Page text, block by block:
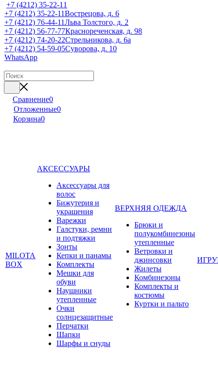
+7 (4212) 35-22-11
+7 (4212) 35-22-11Вострецова, д. 6
+7 (4212) 76-44-11Льва Толстого, д. 2
+7 (4212) 56-77-77Краснореченская, д. 98
+7 (4212) 74-20-22Стрельникова, д. 6а
+7 (4212) 54-59-05Суворова, д. 10
WhatsApp
Сравнение0
Отложенные0
Корзина0
MILOTA
BOX
АКСЕССУАРЫ
Аксессуары для
волос
Бижутерия и
украшения
Варежки
Галстуки, ремни
и подтяжки
Зонты
Кепки и панамы
Комплекты
Мешки для
обуви
Наушники
утепленные
Очки
солнцезащитные
Перчатки
Шапки
Шарфы и снуды
ВЕРХНЯЯ ОДЕЖДА
Брюки и
полукомбинезоны
утепленные
Ветровки и
джинсовки
Жилеты
Комбинезоны
Комплекты и
костюмы
Куртки и пальто